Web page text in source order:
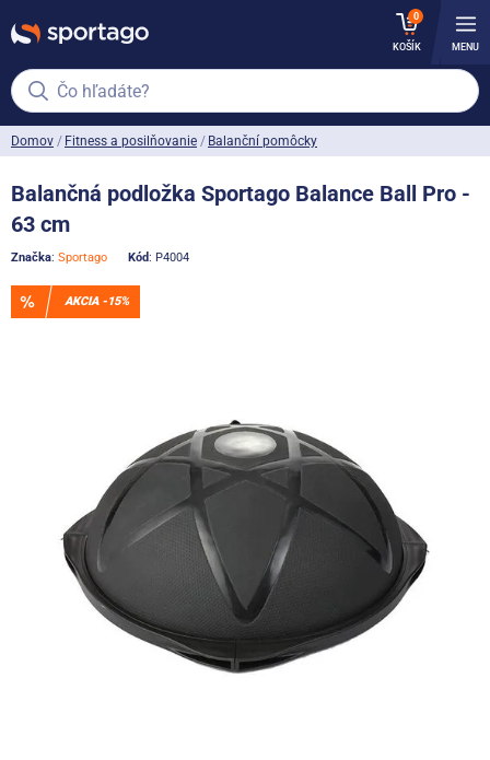
0
KOŠÍK MENU
Čo hľadáte?
Domov Fitness a posilňovanie Balanční pomôcky
Značka: Sportago Kód: P4004
Balančná podložka Sportago Balance Ball Pro -
63 cm
AKCIA -15%